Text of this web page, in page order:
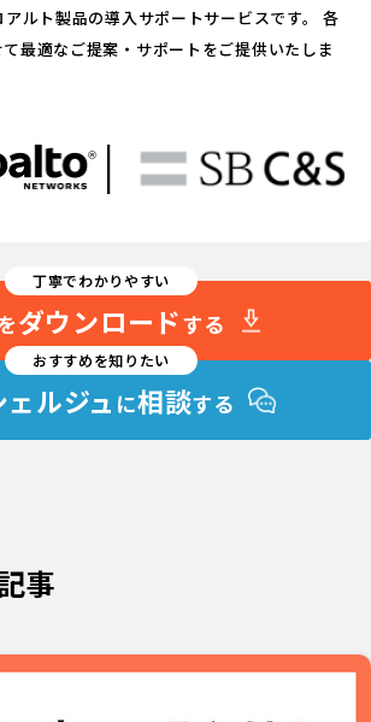
ルト製品の導入サポートサービスです。
各
最適なご提案・サポートをご提供いたしま
丁寧でわかりやすい
ダウンロードする
おすすめを知りたい
ルジュ に相談する
事